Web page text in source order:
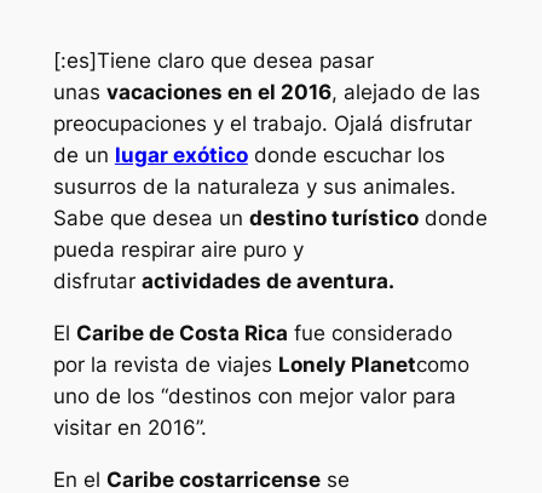
[:es]Tiene claro que desea pasar
unas vacaciones en el 2016, alejado de las
preocupaciones y el trabajo. Ojalá disfrutar
de un lugar exóticodonde escuchar los
susurros de la naturaleza y sus animales.
Sabe que desea un destino turísticodonde
pueda respirar aire puro y
disfrutar actividades de aventura.
El Caribe de Costa Rica fue considerado
por la revista de viajes Lonely Planetcomo
uno de los “destinos con mejor valor para
visitar en 2016”.
En el Caribe costarricensese